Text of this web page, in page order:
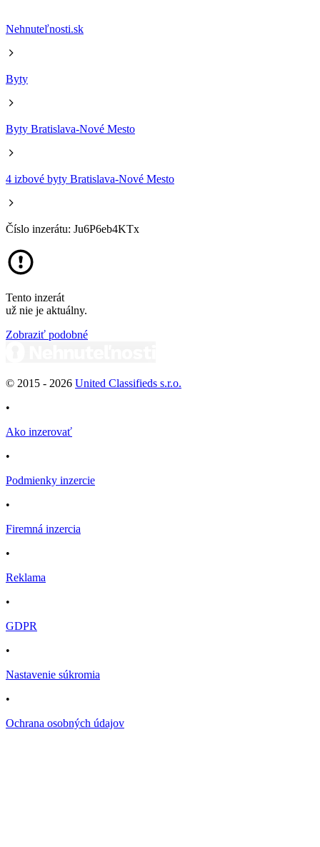
Nehnuteľnosti.sk
Byty
Byty Bratislava-Nové Mesto
4 izbové byty Bratislava-Nové Mesto
Číslo inzerátu: Ju6P6eb4KTx
Tento inzerát
už nie je aktuálny.
Zobraziť podobné
© 2015 - 2026 United Classifieds s.r.o.
•
Ako inzerovať
•
Podmienky inzercie
•
Firemná inzercia
•
Reklama
•
GDPR
•
Nastavenie súkromia
•
Ochrana osobných údajov